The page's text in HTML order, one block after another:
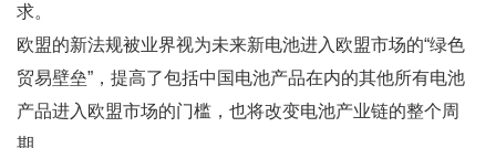
求。
欧盟的新法规被业界视为未来新电池进入欧盟市场的“绿色
贸易壁垒”，提高了包括中国电池产品在内的其他所有电池
产品进入欧盟市场的门槛，也将改变电池产业链的整个周
期。